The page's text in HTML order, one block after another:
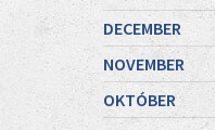
DECEMBER
NOVEMBER
OKTÓBER